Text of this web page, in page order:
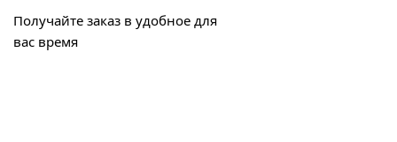
Получайте заказ в удобное для
вас время